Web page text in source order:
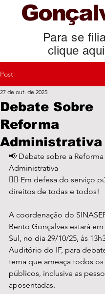
Para se
clique
Post
Debate Sobre
Reforma
Administrativa
27 de out. de 2025
📢 Debate sobre a Reforma
Administrativa
✊🏽 Em defesa do serviço
direitos de todas e todos!
A coordenação do
Bento Gonçalves estará
Sul, no dia 29/10/25, às
Auditório do IF, para
tema que ameaça todos os
públicos, inclusive as
aposentadas.